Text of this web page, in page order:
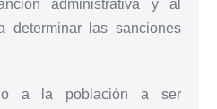
administrativa y al
determinar las sanciones
a la población a ser